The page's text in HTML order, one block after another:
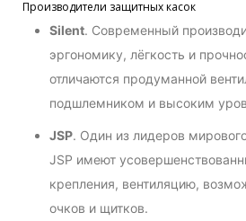
Производители защитных касок
Silent. Современный
эргономику, лёгкость и
отличаются продуманной
подшлемником и высоким
JSP. Один из лидеров
JSP имеют
крепления, вентиляцию,
очков и щитков.